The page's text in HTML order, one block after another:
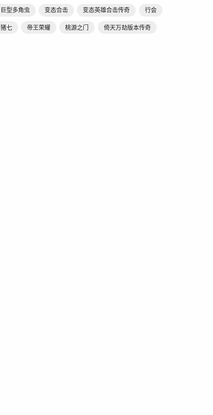
巨型多角虫 变态合击 变态英雄合击传奇 行会
猪七 帝王荣耀 桃源之门 倚天万劫版本传奇